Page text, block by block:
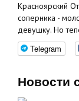
Красноярский
соперника -
девушку. Но
Telegram
Новости